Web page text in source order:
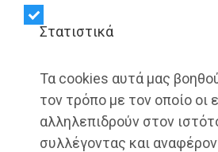
Στατιστικά
Τα cookies αυτά μας
τον τρόπο με τον οποίο οι
αλληλεπιδρούν στον
συλλέγοντας και
Παιδεία»
Share:
Dimotisnews | 03/12/2025 - 16:13